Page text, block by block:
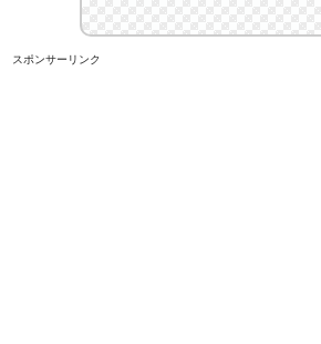
スポンサーリンク